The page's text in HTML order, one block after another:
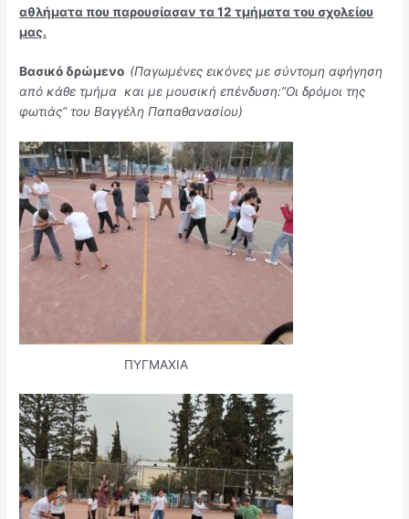
αθλήματα που παρουσίασαν τα 12 τμήματα του σχολείου
μας.
Βασικό δρώμενο (Παγωμένες εικόνες με σύντομη αφήγηση
από κάθε τμήμα και με μουσική επένδυση:”Οι δρόμοι της
φωτιάς” του Βαγγέλη Παπαθανασίου)
ΠΥΓΜΑΧΙΑ